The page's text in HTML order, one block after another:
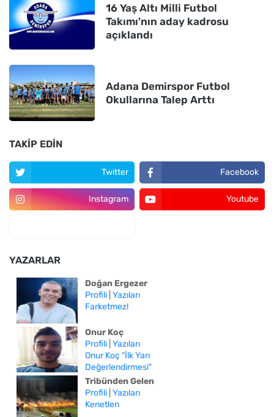
16 Yaş Altı Milli Futbol
Takımı'nın aday kadrosu
açıklandı
Adana Demirspor Futbol
Okullarına Talep Arttı
TAKIP EDIN
Twitter Facebook
Instagram Youtube
YAZARLAR
Doğan Ergezer
Profili Yazıları
Farketmez!
Onur Koç
Profili Yazıları
Onur Koç "İlk Yarı
Değerlendirmesi"
Tribünden Gelen
Profili Yazıları
Kenetlen